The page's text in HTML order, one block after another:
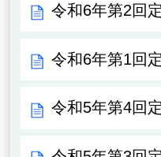
令和6年第2回
令和6年第1回
令和5年第4回